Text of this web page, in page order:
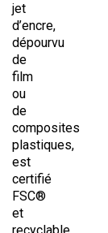
jet
d’encre,
dépourvu
de
film
ou
de
composites
plastiques,
est
certifié
FSC®
et